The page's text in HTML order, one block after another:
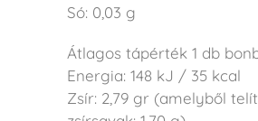
Só: 0,03 g
Átlagos tápérték 1 db
Energia: 148 kJ / 35 kcal
Zsír: 2,79 gr (amelyből